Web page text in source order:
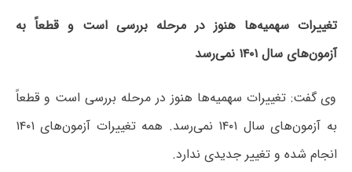
تغییرات سهمیه‌ها هنوز در مرحله بررسی است و قطعاً به
آزمون‌های سال ۱۴۰۱ نمی‌رسد
وی گفت: تغییرات سهمیه‌ها هنوز در مرحله بررسی است و قطعاً
به آزمون‌های سال ۱۴۰۱ نمی‌رسد. همه تغییرات آزمون‌های ۱۴۰۱
انجام شده و تغییر جدیدی ندارد.